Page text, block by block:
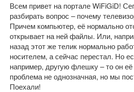
Всем привет на портале WiFiGiD!
разбирать вопрос – почему
Причем компьютер, её нормально
открывает на ней файлы. Или,
назад этот же телик нормально
носителем, а сейчас перестал. Но
например, другую флешку – то он её
проблема не однозначная, но мы
Поехали!